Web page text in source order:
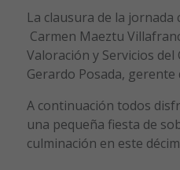
La clausura de la jornada
Carmen Maeztu
Valoración y Servicios
Gerardo Posada, gerente
A continuación todos
una pequeña fiesta de
culminación en este